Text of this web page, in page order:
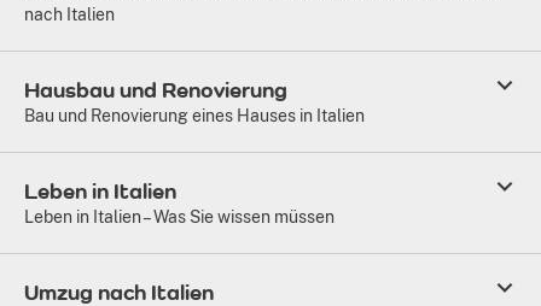
nach Italien
Hausbau und Renovierung
Bau und Renovierung eines Hauses in Italien
Leben in Italien
Leben in Italien – Was Sie wissen müssen
Umzug nach Italien